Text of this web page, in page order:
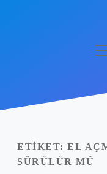
Yasal Uyarı
ETIKET: EL
SÜRÜLÜR MÜ